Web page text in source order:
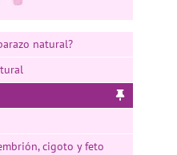
natural?
cigoto y feto